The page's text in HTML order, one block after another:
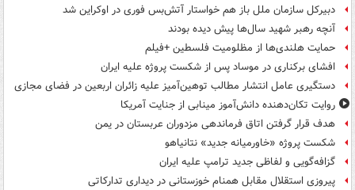
دبیرکل سازمان ملل باز هم خواستار آتش‌بس فوری در اوکراین شد
آنچه رهبر شهید سال‌ها پیش دیده بودند
حمایت هلندی‌ها از مظلومیت فلسطین +فیلم
افشای برکناری در موساد پس از شکست پروژه علیه ایران
دستگیری عامل انتشار مطالب توهین‌آمیز علیه زائران اربعین در فضای مجازی
روایت تکان‌دهنده دانش‌آموز مینابی از جنایت آمریکا
هدف قرار گرفتن اتاق‌ فرماندهی مزدوران عربستان در یمن
شکست پروژه «خاورمیانه جدید» نتانیاهو
گزافه‌گویی و لفاظی جدید ترامپ علیه ایران
پیروزی استقلال مقابل همنام خوزستانی در دیداری تدارکاتی